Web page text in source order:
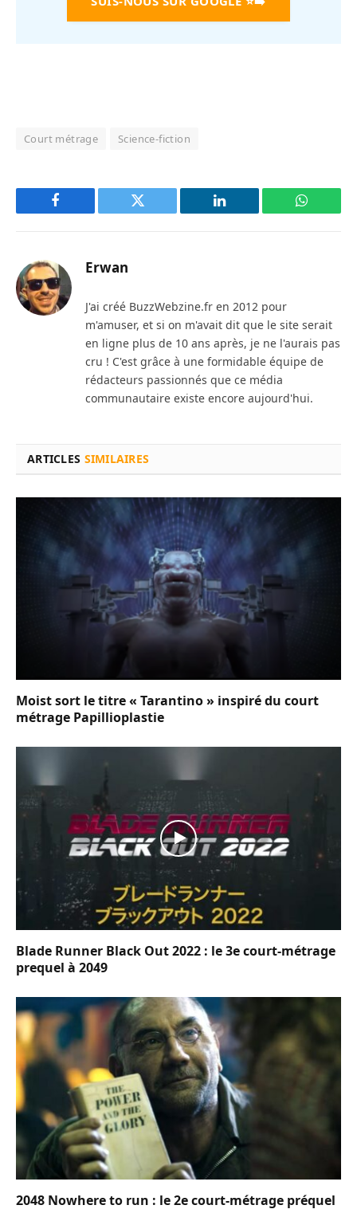
Court métrage Science-fiction
Facebook Twitter LinkedIn
Erwan
J'ai créé BuzzWebzine.fr en 2012 pour
m'amuser, et si on m'avait dit que le site serait
en ligne plus de 10 ans après, je ne l'aurais pas
cru ! C'est grâce à une formidable équipe de
rédacteurs passionnés que ce média
communautaire existe encore aujourd'hui.
ARTICLES SIMILAIRES
Moist sort le titre « Tarantino » inspiré du court
métrage Papillioplastie
Blade Runner Black Out 2022 : le 3e court-métrage
prequel à 2049
2048 Nowhere to run : le 2e court-métrage préquel